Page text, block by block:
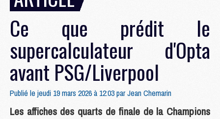
Ce que prédit le
supercalculateur d'Opta
avant PSG/Liverpool
Publié le jeudi 19 mars 2026 à 12:03 parJean Chemarin
Les affiches des quarts de finale de la Champions